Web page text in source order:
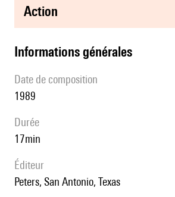
action
informations générales
date de composition
1989
durée
17min
éditeur
Peters, San Antonio, Texas